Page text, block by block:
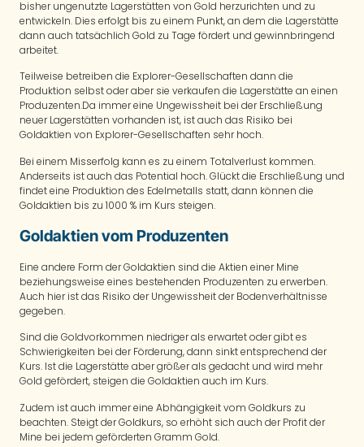
bisher ungenutzte Lagerstätten von Gold herzurichten und zu
entwickeln. Dies erfolgt bis zu einem Punkt, an dem die Lagerstätte
dann auch tatsächlich Gold zu Tage fördert und gewinnbringend
arbeitet.
Teilweise betreiben die Explorer-Gesellschaften dann die
Produktion selbst oder aber sie verkaufen die Lagerstätte an einen
Produzenten.Da immer eine Ungewissheit bei der Erschließung
neuer Lagerstätten vorhanden ist, ist auch das Risiko bei
Goldaktien von Explorer-Gesellschaften sehr hoch.
Bei einem Misserfolg kann es zu einem Totalverlust kommen.
Anderseits ist auch das Potential hoch. Glückt die Erschließung und
findet eine Produktion des Edelmetalls statt, dann können die
Goldaktien bis zu 1000 % im Kurs steigen.
Goldaktien vom Produzenten
Eine andere Form der Goldaktien sind die Aktien einer Mine
beziehungsweise eines bestehenden Produzenten zu erwerben.
Auch hier ist das Risiko der Ungewissheit der Bodenverhältnisse
gegeben.
Sind die Goldvorkommen niedriger als erwartet oder gibt es
Schwierigkeiten bei der Förderung, dann sinkt entsprechend der
Kurs. Ist die Lagerstätte aber größer als gedacht und wird mehr
Gold gefördert, steigen die Goldaktien auch im Kurs.
Zudem ist auch immer eine Abhängigkeit vom Goldkurs zu
beachten. Steigt der Goldkurs, so erhöht sich auch der Profit der
Mine bei jedem geförderten Gramm Gold.